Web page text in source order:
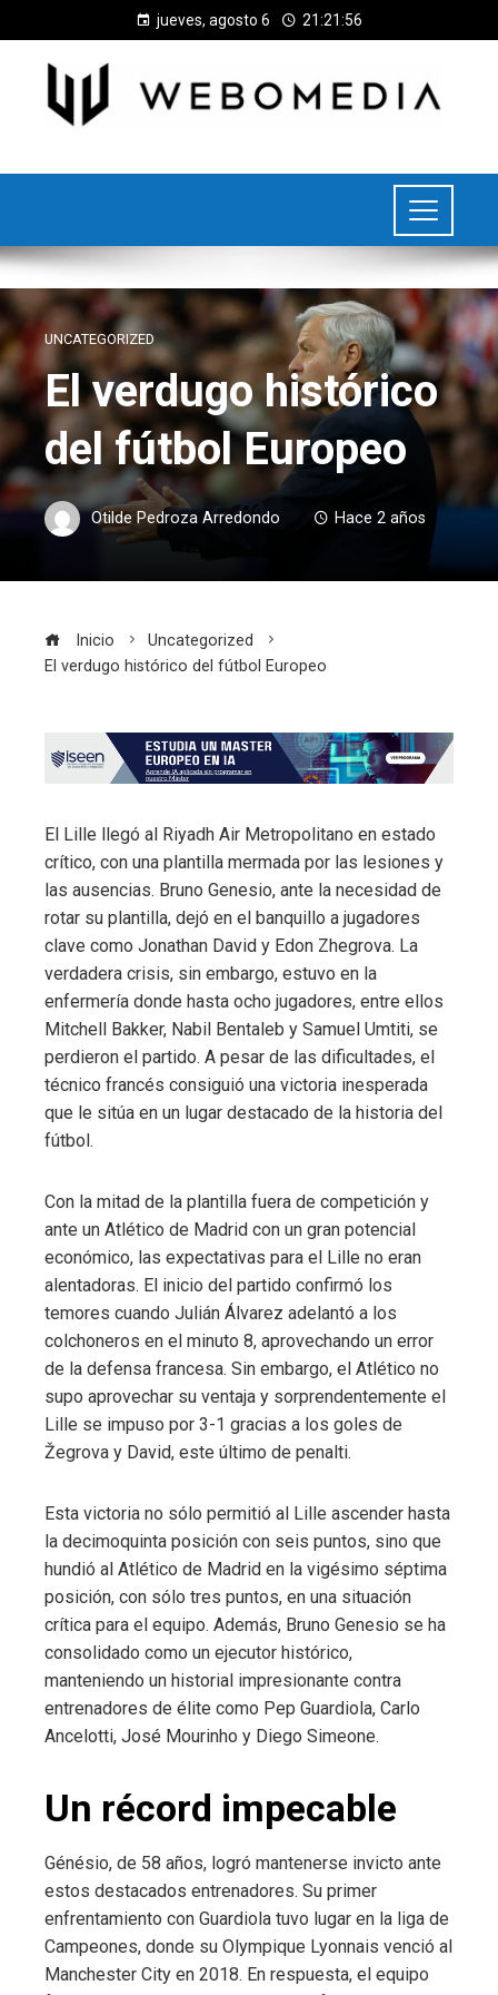
jueves, agosto 6 21:21:57
UNCATEGORIZED
El verdugo histórico
del fútbol Europeo
Otilde Pedroza Arredondo Hace 2 años
Inicio
Uncategorized
El verdugo histórico del fútbol Europeo
El Lille llegó al Riyadh Air Metropolitano en estado
crítico, con una plantilla mermada por las lesiones y
las ausencias. Bruno Genesio, ante la necesidad de
rotar su plantilla, dejó en el banquillo a jugadores
clave como Jonathan David y Edon Zhegrova. La
verdadera crisis, sin embargo, estuvo en la
enfermería donde hasta ocho jugadores, entre ellos
Mitchell Bakker, Nabil Bentaleb y Samuel Umtiti, se
perdieron el partido. A pesar de las dificultades, el
técnico francés consiguió una victoria inesperada
que le sitúa en un lugar destacado de la historia del
fútbol.
Con la mitad de la plantilla fuera de competición y
ante un Atlético de Madrid con un gran potencial
económico, las expectativas para el Lille no eran
alentadoras. El inicio del partido confirmó los
temores cuando Julián Álvarez adelantó a los
colchoneros en el minuto 8, aprovechando un error
de la defensa francesa. Sin embargo, el Atlético no
supo aprovechar su ventaja y sorprendentemente el
Lille se impuso por 3-1 gracias a los goles de
Žegrova y David, este último de penalti.
Esta victoria no sólo permitió al Lille ascender hasta
la decimoquinta posición con seis puntos, sino que
hundió al Atlético de Madrid en la vigésimo séptima
posición, con sólo tres puntos, en una situación
crítica para el equipo. Además, Bruno Genesio se ha
consolidado como un ejecutor histórico,
manteniendo un historial impresionante contra
entrenadores de élite como Pep Guardiola, Carlo
Ancelotti, José Mourinho y Diego Simeone.
Un récord impecable
Génésio, de 58 años, logró mantenerse invicto ante
estos destacados entrenadores. Su primer
enfrentamiento con Guardiola tuvo lugar en la liga de
Campeones, donde su Olympique Lyonnais venció al
Manchester City en 2018. En respuesta, el equipo